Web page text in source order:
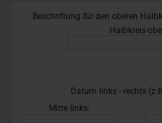
Beschriftung für den oberen
Datum links - rechts
26)
Halbkreis-
Mitte links: